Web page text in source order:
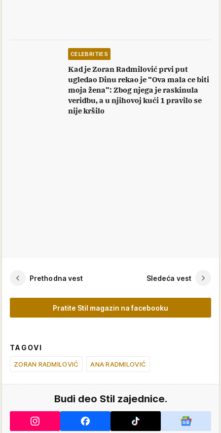
CELEBRITIES
Kad je Zoran Radmilović prvi put
ugledao Dinu rekao je “Ova mala ce biti
moja žena”: Zbog njega je raskinula
veridbu, a u njihovoj kući 1 pravilo se
nije kršilo
Prethodna vest Sledeća vest
Pratite Stil magazin na facebooku
TAGOVI
ZORAN RADMILOVIĆ ANA RADMILOVIĆ
Budi deo Stil zajednice.